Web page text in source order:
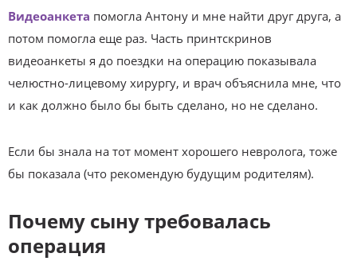
Видеоанкета помогла Антону и мне найти друг друга, а
потом помогла еще раз. Часть принтскринов
видеоанкеты я до поездки на операцию показывала
челюстно-лицевому хирургу, и врач объяснила мне, что
и как должно было бы быть сделано, но не сделано.
Если бы знала на тот момент хорошего невролога, тоже
бы показала (что рекомендую будущим родителям).
Почему сыну требовалась
операция